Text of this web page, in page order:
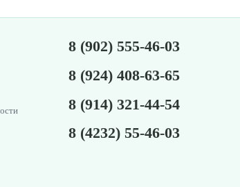
8 (902) 555-46-03
8 (924) 408-63-65
8 (914) 321-44-54
8 (4232) 55-46-03